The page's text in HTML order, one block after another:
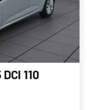
110